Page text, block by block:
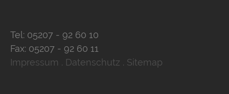
Tel: 05207 - 92 60 10
Fax: 05207 - 92 60 11
Impressum . Datenschutz . Sitemap